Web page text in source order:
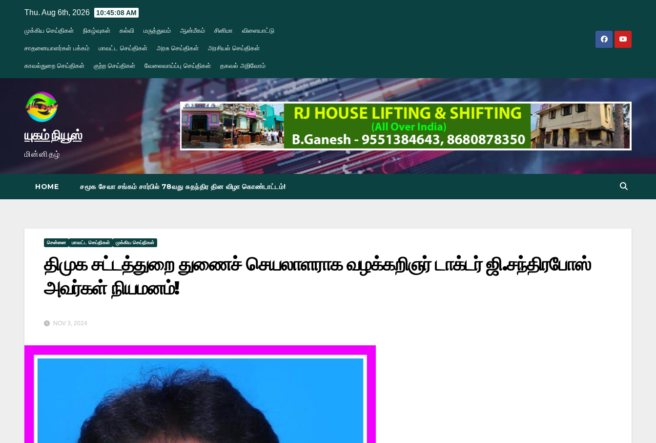
content
Thu. Aug 6th, 2026 10:45:09 AM
முக்கிய செய்திகள் நிகழ்வுகள் கல்வி மருத்துவம் ஆன்மீகம் சினிமா விளையாட்டு
சாதனையாளர்கள் பக்கம் மாவட்ட செய்திகள் அரசு செய்திகள் அரசியல் செய்திகள்
காவல்துறை செய்திகள் குற்ற செய்திகள் வேலைவாய்ப்பு செய்திகள் தகவல் அறிவோம்
யுகம் நியூஸ்
மின்னிதழ்
HOME சமூக சேவா சங்கம் சார்பில் 78வது சுதந்திர தின விழா கொண்டாட்டம்!
சென்னை மாவட்ட செய்திகள் முக்கிய செய்திகள்
திமுக சட்டத்துறை துணைச் செயலாளராக வழக்கறிஞர் டாக்டர் ஜி.சந்திரபோஸ்
அவர்கள் நியமனம்!
NOV 3, 2024